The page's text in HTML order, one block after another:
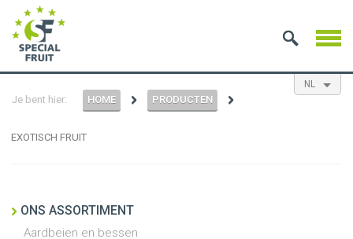
NL
Je bent hier: HOME PRODUCTEN
EXOTISCH FRUIT
ONS ASSORTIMENT
Aardbeien en bessen